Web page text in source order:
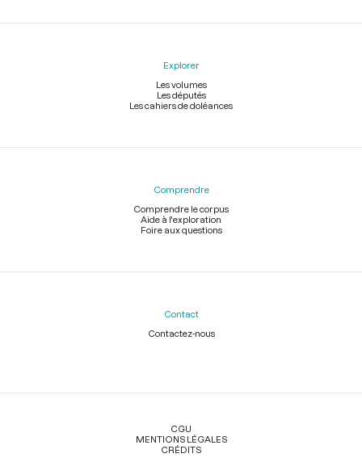
Explorer
Les volumes
Les députés
Les cahiers de doléances
Comprendre
Comprendre le corpus
Aide à l'exploration
Foire aux questions
Contact
Contactez-nous
Légal
CGU
MENTIONS LÉGALES
CRÉDITS